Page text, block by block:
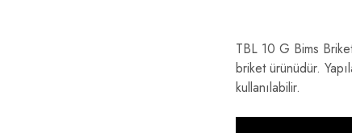
TBL 10 G Bims
briket ürünüdür.
kullanılabilir.